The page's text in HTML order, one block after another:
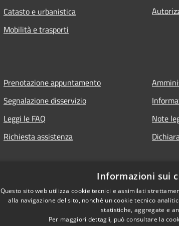
Catasto e urbanistica
Mobilità e trasporti
Prenotazione appuntamento
Segnalazione disservizio
Leggi le FAQ
Richiesta assistenza
Note
Informazioni sui
Questo sito web utilizza cookie tecnici e assimilati
alla navigazione del sito, nonché un cookie tecnico
statistiche, aggregate e
Per maggiori dettagli, può consultare la